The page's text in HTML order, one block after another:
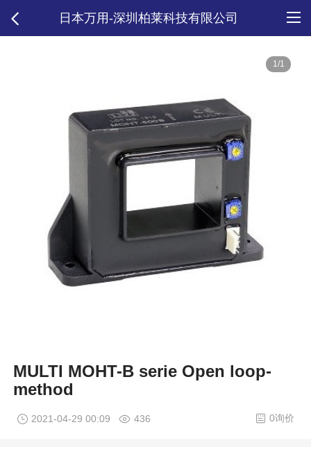
日本万用-深圳柏莱科技有限公司
1/1
MULTI MOHT-B serie Open loop-
method
2021-04-29 00:09 436 0询价